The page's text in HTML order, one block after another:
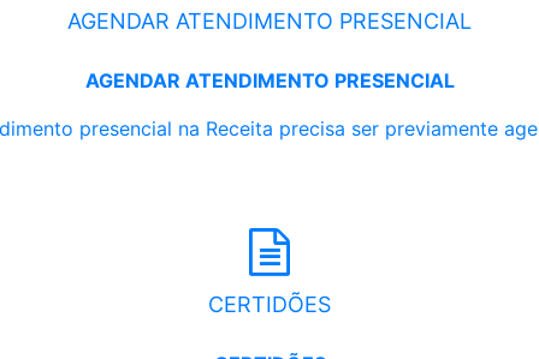
AGENDAR ATENDIMENTO PRESENCIAL
AGENDAR ATENDIMENTO PRESENCIAL
presencial na Receita precisa ser previamente
CERTIDÕES